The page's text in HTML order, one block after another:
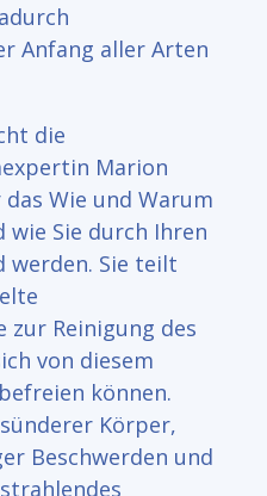
Anfang aller Arten
die
Marion
Wie und Warum
wie Sie durch Ihren
werden. Sie teilt
Reinigung des
von diesem
können.
Körper,
Beschwerden und